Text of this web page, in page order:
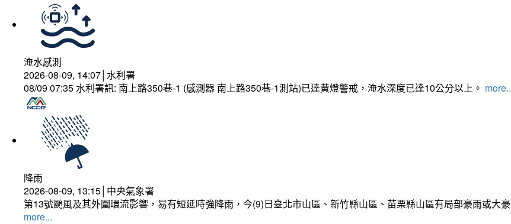
淹水感測
2026-08-09, 14:07│水利署
08/09 07:35 水利署訊: 南上路350巷-1 (感測器 南上路350巷-1測站)已達黃燈警戒，淹水深度已達10公分以上。​​​
降雨
2026-08-09, 13:15│中央氣象署
第13號颱風及其外圍環流影響，易有短延時強降雨，今(9)日臺北市山區、新竹縣山區、苗栗縣山區有局部豪雨或大
more...